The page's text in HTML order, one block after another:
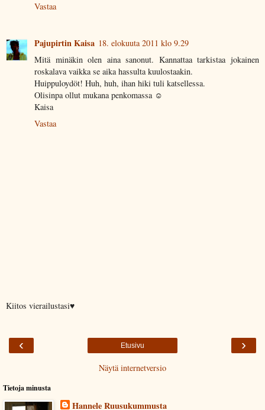
Vastaa
Pajupirtin Kaisa 18. elokuuta 2011 klo 9.29
Mitä minäkin olen aina sanonut. Kannattaa tarkistaa jokainen
roskalava vaikka se aika hassulta kuulostaakin.
Huippuloydöt! Huh, huh, ihan hiki tuli katsellessa.
Olisinpa ollut mukana penkomassa ☺
Kaisa
Vastaa
Kiitos vierailustasi♥
‹ ›
Etusivu
Näytä internetversio
Tietoja minusta
Hannele Ruusukummusta